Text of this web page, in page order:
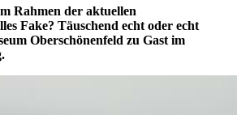
Rahmen der aktuellen
Fake? Täuschend echt oder echt
Oberschönenfeld zu Gast im